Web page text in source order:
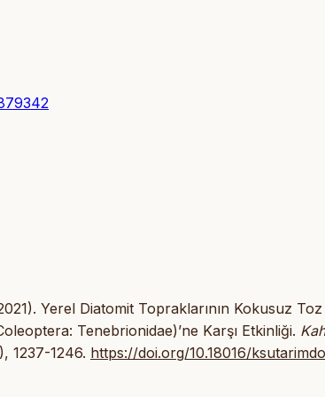
Yerel Diatomit Topraklarının Kokusuz Toz
Tenebrionidae)’ne Karşı Etkinliği.
1237-1246. https://doi.org/10.18016/